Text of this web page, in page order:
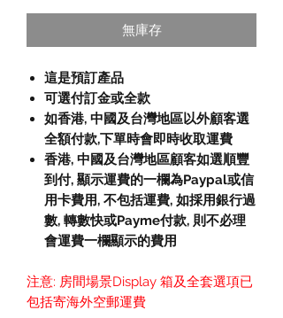
無庫存
這是預訂產品
可選付訂金或全款
如香港, 中國及台灣地區以外顧客選
全額付款,下單時會即時收取運費
香港, 中國及台灣地區顧客如選順豐
到付, 顯示運費的一欄為Paypal或信
用卡費用, 不包括運費, 如採用銀行過
數, 轉數快或Payme付款, 則不必理
會運費一欄顯示的費用
注意: 房間場景Display 箱及全套選項已
包括寄海外空郵運費